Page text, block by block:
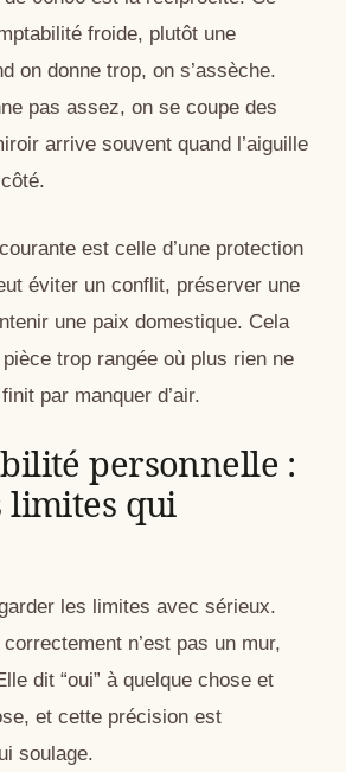
froide, plutôt une
on donne trop, on s’assèche.
pas assez, on se coupe des
arrive souvent quand l’aiguille
est celle d’une protection
éviter un conflit, préserver une
une paix domestique. Cela
trop rangée où plus rien ne
par manquer d’air.
personnelle :
limites qui
les limites avec sérieux.
n’est pas un mur,
dit “oui” à quelque chose et
et cette précision est
soulage.